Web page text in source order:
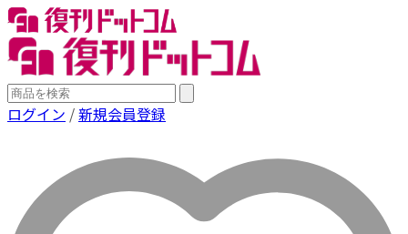
ログイン /新規会員登録